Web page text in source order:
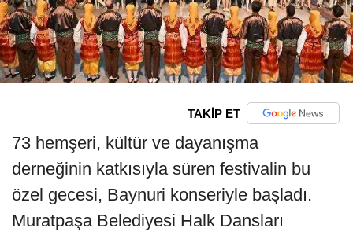
TAKİP ET
73 hemşeri, kültür ve dayanışma
derneğinin katkısıyla süren festivalin bu
özel gecesi, Baynuri konseriyle başladı.
Muratpaşa Belediyesi Halk Dansları